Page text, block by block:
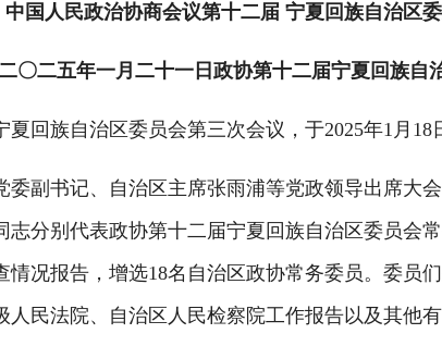
中国人民政治协商会议第十二届 宁夏回族自治区
二〇二五年一月二十一日政协第十二届宁夏回族自
族自治区委员会第三次会议，于2025年1月18
书记、自治区主席张雨浦等党政领导出席大
分别代表政协第十二届宁夏回族自治区委员会
况报告，增选18名自治区政协常务委员。委员
民法院、自治区人民检察院工作报告以及其他